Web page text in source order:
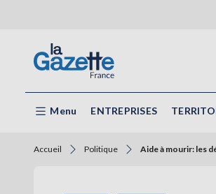
Menu ENTREPRISES
Accueil Politique Aide à mourir: les